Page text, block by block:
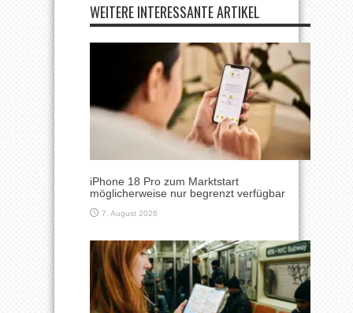
WEITERE INTERESSANTE ARTIKEL
iPhone 18 Pro zum Marktstart
möglicherweise nur begrenzt verfügbar
7. August 2026